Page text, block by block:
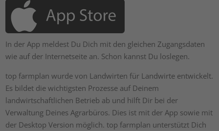
In der App meldest Du Dich mit den gleichen Zugangsdaten
wie auf der Internetseite an. Schon kannst Du loslegen.
top farmplan wurde von Landwirten für Landwirte entwickelt.
Es bildet die wichtigsten Prozesse auf Deinem
landwirtschaftlichen Betrieb ab und hilft Dir bei der
Verwaltung Deines Agrarbüros. Dies ist mit der App sowie mit
der Desktop Version möglich. top farmplan unterstützt Dich